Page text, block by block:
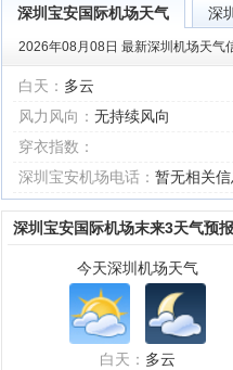
深圳宝安国际机场天气 深
2026年08月08日 最新深圳机场天气
白天： 多云
风力风向： 无持续风向
穿衣指数：
深圳宝安机场电话： 暂无相关信
深圳宝安国际机场末来3天气预
今天深圳机场天气
白天： 多云